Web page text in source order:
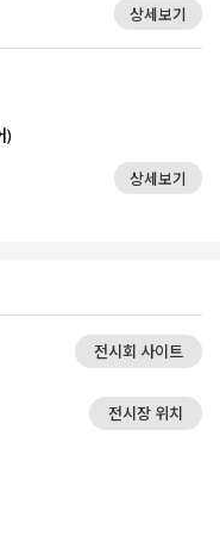
상세보기
)
상세보기
전시회 사이트
전시장 위치